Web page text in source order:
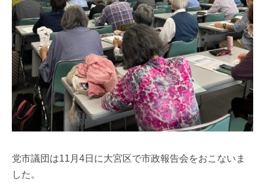
党市議団は11月4日に大宮区で市政報告会をおこないま
した。